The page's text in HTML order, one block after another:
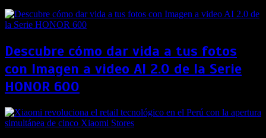
Descubre cómo dar vida a tus fotos
con Imagen a video AI 2.0 de la Serie
HONOR 600